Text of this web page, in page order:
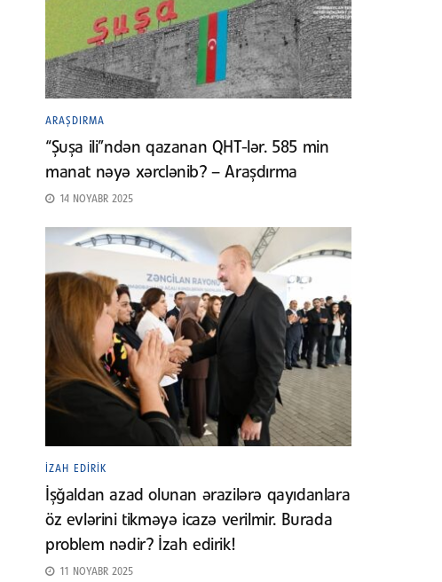
ARAŞDIRMA
“Şuşa ili”ndən qazanan QHT-lər. 585 min
manat nəyə xərclənib? – Araşdırma
14 NOYABR 2025
İZAH EDIRIK
İşğaldan azad olunan ərazilərə qayıdanlara
öz evlərini tikməyə icazə verilmir. Burada
problem nədir? İzah edirik!
11 NOYABR 2025